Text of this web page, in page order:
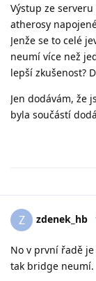
Výstup ze
atherosy
Jenže se to celé
neumí více než
lepší zkušenost?
Jen dodávám, že
byla součástí
Z zdenek_hb
No v první řadě
tak bridge neumí.